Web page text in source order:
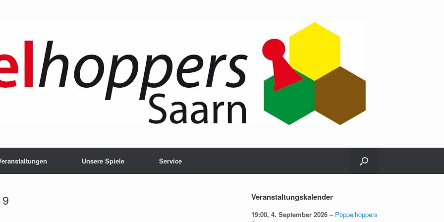
Unsere Spiele Service
Veranstaltungskalender
19:00,4. September 2026 – Pöppelhoppers